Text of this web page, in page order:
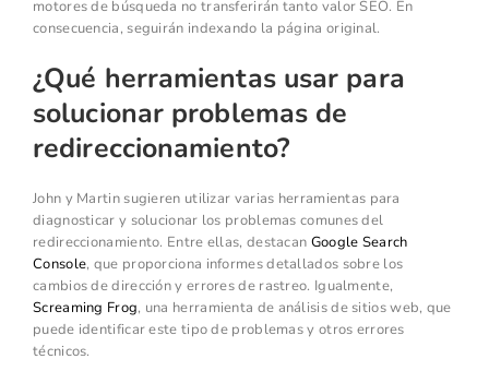
motores de búsqueda no transferirán tanto valor SEO. En
consecuencia, seguirán indexando la página original.
¿Qué herramientas usar para
solucionar problemas de
redireccionamiento?
John y Martin sugieren utilizar varias herramientas para
diagnosticar y solucionar los problemas comunes del
redireccionamiento. Entre ellas, destacan Google Search
Console, que proporciona informes detallados sobre los
cambios de dirección y errores de rastreo. Igualmente,
Screaming Frog, una herramienta de análisis de sitios web, que
puede identificar este tipo de problemas y otros errores
técnicos.